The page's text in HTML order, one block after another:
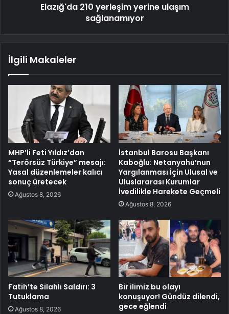
Elazığ'da 210 yerleşim yerine ulaşım
sağlanamıyor
İlgili Makaleler
MHP’li Feti Yıldız’dan
“Terörsüz Türkiye” mesajı:
Yasal düzenlemeler kalıcı
sonuç üretecek
Ağustos 8, 2026
İstanbul Barosu Başkanı
Kaboğlu: Netanyahu’nun
Yargılanması İçin Ulusal ve
Uluslararası Kurumlar
İvedilikle Harekete Geçmeli
Ağustos 8, 2026
Fatih’te Silahlı Saldırı: 3
Tutuklama
Ağustos 8, 2026
Bir ilimiz bu olayı
konuşuyor! Gündüz dilendi,
gece eğlendi